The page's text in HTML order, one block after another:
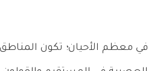
في معظم الأحيان؛ تكون المناطق